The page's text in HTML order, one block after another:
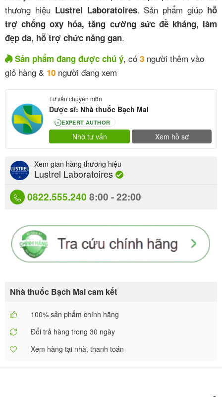
thương hiệu Lustrel Laboratoires. Sản phẩm giúp hỗ
trợ chống oxy hóa, tăng cường sức đề kháng, làm
đẹp da, hỗ trợ chức năng gan.
Sản phẩm đang được chú ý, có 3 người thêm vào
giỏ hàng & 10 người đang xem
Tư vấn chuyên môn
Dược sĩ: Nhà thuốc Bạch Mai
80 EXPERT AUTHOR
Nhờ tư vấn Xem hồ sơ
0822.555.240 8:00 - 22:00
Xem gian hàng thương hiệu
Lustrel Laboratoires
Nhà thuốc Bạch Mai cam kết
100% sản phẩm chính hãng
Đổi trả hàng trong 30 ngày
Xem hàng tại nhà, thanh toán